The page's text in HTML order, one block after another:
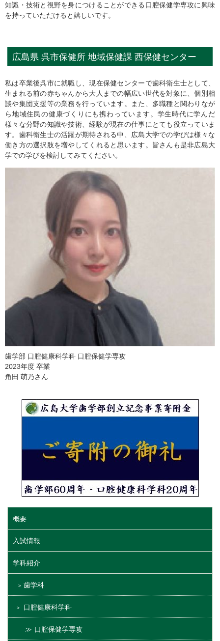
知識・技術と視野を身につけることができる口腔保健学専攻に興味
を持っていただけると嬉しいです。
広島県 呉市保健所 地域保健課 西保健センター
私は卒業後呉市に就職し、現在保健センターで歯科衛生士として、
生まれる前の赤ちゃんから大人までの幅広い世代を対象に、個別相
談や集団支援等の業務を行っています。また、多職種と関わりなが
ら地域住民の健康づくりにも携わっています。学生時代に学んだ
様々な分野の知識や技術、経験が現在の仕事にとても役立っていま
す。歯科衛生士の活躍が期待される中、広島大学での学びは様々な
働き方の選択肢を増やしてくれると思います。皆さんも是非広島大
学での学びを検討してみてください。
歯学部 口腔健康科学科 口腔保健学専攻
2023年度 卒業
角田 萌乃さん
概要
入試情報
学科紹介
歯学科
口腔健康科学科
口腔保健学専攻